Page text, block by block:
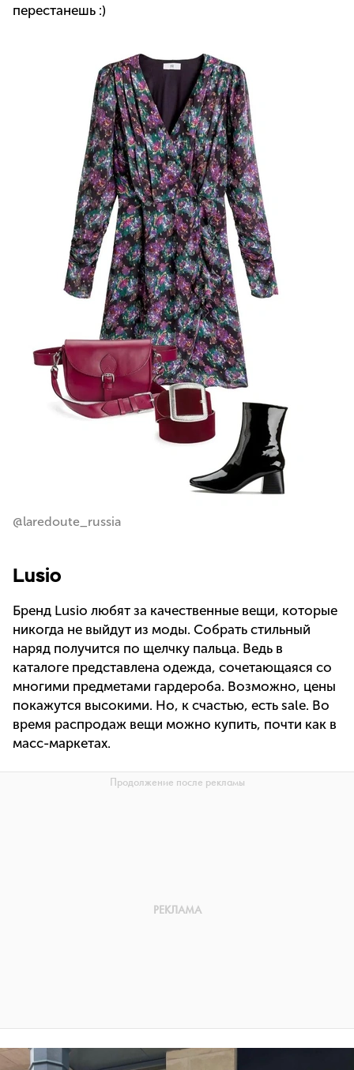
перестанешь :)
@laredoute_russia
Lusio
Бренд Lusio любят за качественные вещи, которые
никогда не выйдут из моды. Собрать стильный
наряд получится по щелчку пальца. Ведь в
каталоге представлена одежда, сочетающаяся со
многими предметами гардероба. Возможно, цены
покажутся высокими. Но, к счастью, есть sale. Во
время распродаж вещи можно купить, почти как в
масс-маркетах.